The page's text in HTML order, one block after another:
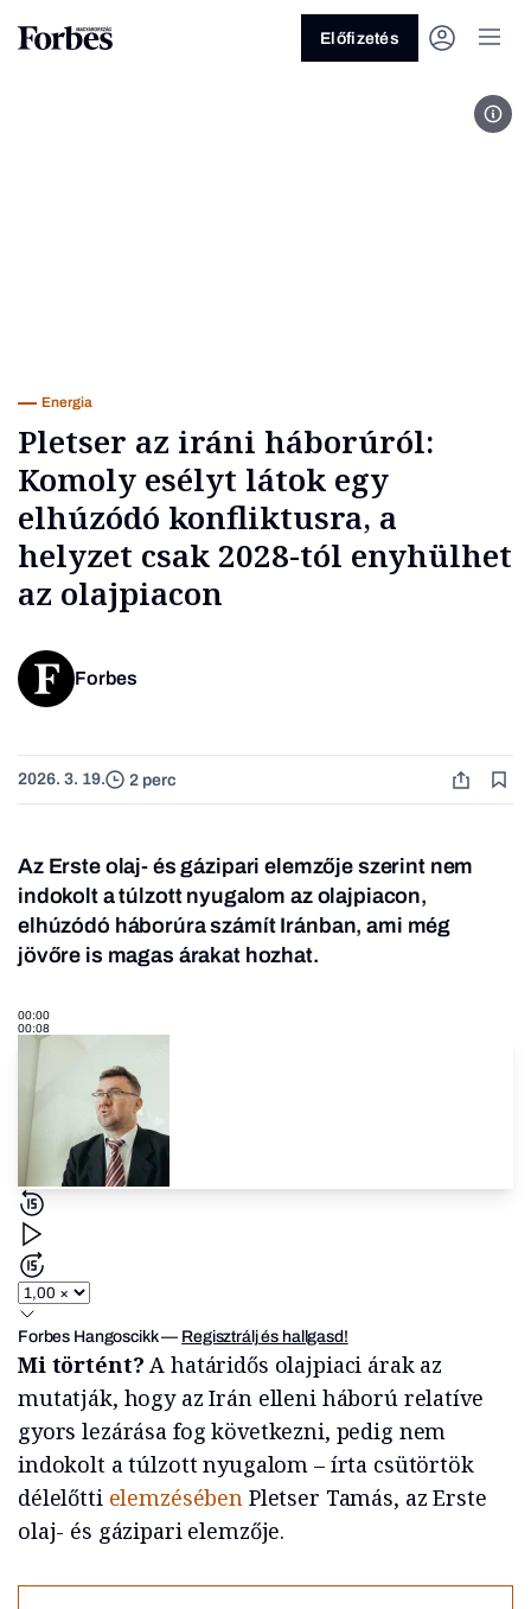
Előfizetés
Energia
Pletser az iráni háborúról:
Komoly esélyt látok egy
elhúzódó konfliktusra, a
helyzet csak 2028-tól enyhülhet
az olajpiacon
Forbes
2026. 3. 19. 2 perc
Az Erste olaj- és gázipari elemzője szerint nem
indokolt a túlzott nyugalom az olajpiacon,
elhúzódó háborúra számít Iránban, ami még
jövőre is magas árakat hozhat.
00:00
00:08
Forbes Hangoscikk— Regisztrálj és hallgasd!
Mi történt? A határidős olajpiaci árak az
mutatják, hogy az Irán elleni háború relatíve
gyors lezárása fog következni, pedig nem
indokolt a túlzott nyugalom – írta csütörtök
délelőtti elemzésébenPletser Tamás, az Erste
olaj- és gázipari elemzője.